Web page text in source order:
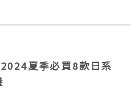
2024夏季必買8款日系